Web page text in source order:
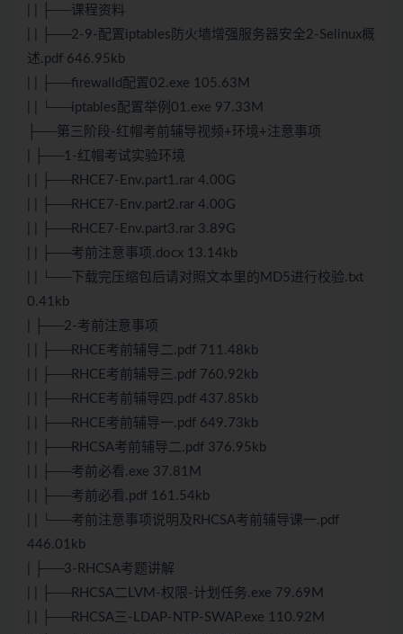
| | ├──课程资料
| | ├──2-9-配置iptables防火墙增强服务器安全2-Selinux概
述.pdf 646.95kb
| | ├──firewalld配置02.exe 105.63M
| | └──iptables配置举例01.exe 97.33M
├──第三阶段-红帽考前辅导视频+环境+注意事项
| ├──1-红帽考试实验环境
| | ├──RHCE7-Env.part1.rar 4.00G
| | ├──RHCE7-Env.part2.rar 4.00G
| | ├──RHCE7-Env.part3.rar 3.89G
| | ├──考前注意事项.docx 13.14kb
| | └──下载完压缩包后请对照文本里的MD5进行校验.txt
0.41kb
| ├──2-考前注意事项
| | ├──RHCE考前辅导二.pdf 711.48kb
| | ├──RHCE考前辅导三.pdf 760.92kb
| | ├──RHCE考前辅导四.pdf 437.85kb
| | ├──RHCE考前辅导一.pdf 649.73kb
| | ├──RHCSA考前辅导二.pdf 376.95kb
| | ├──考前必看.exe 37.81M
| | ├──考前必看.pdf 161.54kb
| | └──考前注意事项说明及RHCSA考前辅导课一.pdf
446.01kb
| ├──3-RHCSA考题讲解
| | ├──RHCSA二LVM-权限-计划任务.exe 79.69M
| | ├──RHCSA三-LDAP-NTP-SWAP.exe 110.92M